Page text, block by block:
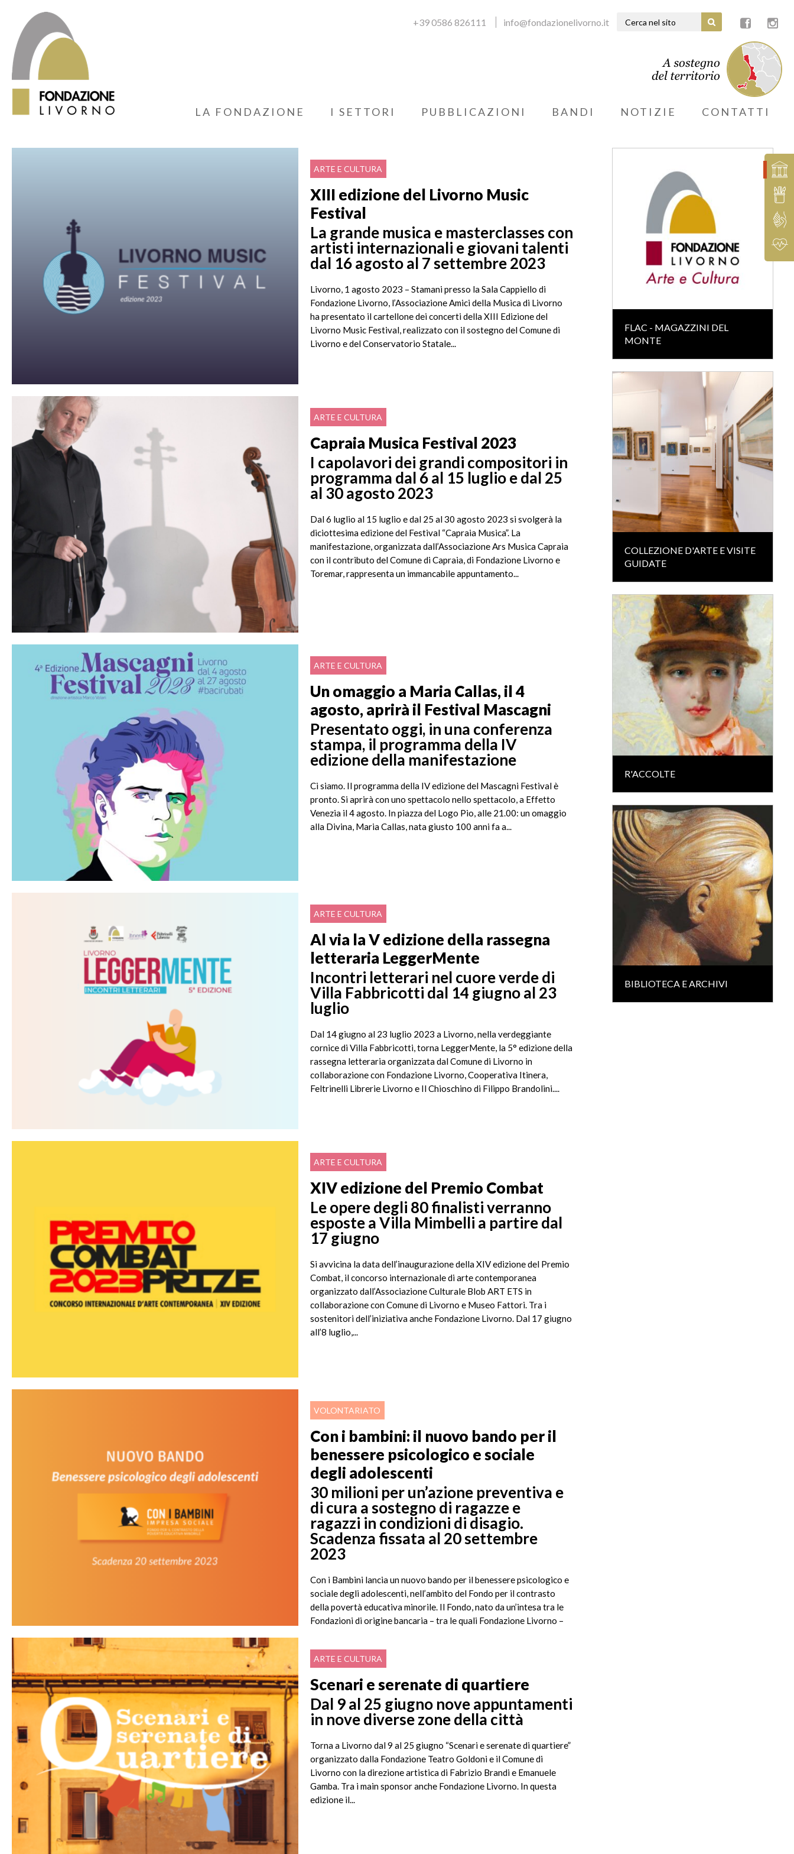
+39 0586 826111 info@fondazionelivorno.it
LA FONDAZIONE I SETTORI PUBBLICAZIONI BANDI NOTIZIE CONTATTI
ARTE E CULTURA
XIII edizione del Livorno Music
Festival
La grande musica e masterclasses con
artisti internazionali e giovani talenti
dal 16 agosto al 7 settembre 2023
Livorno, 1 agosto 2023 – Stamani presso la Sala Cappiello di
Fondazione Livorno, l’Associazione Amici della Musica di Livorno
ha presentato il cartellone dei concerti della XIII Edizione del
Livorno Music Festival, realizzato con il sostegno del Comune di
Livorno e del Conservatorio Statale...
ARTE E CULTURA
Capraia Musica Festival 2023
I capolavori dei grandi compositori in
programma dal 6 al 15 luglio e dal 25
al 30 agosto 2023
Dal 6 luglio al 15 luglio e dal 25 al 30 agosto 2023 si svolgerà la
diciottesima edizione del Festival “Capraia Musica”. La
manifestazione, organizzata dall’Associazione Ars Musica Capraia
con il contributo del Comune di Capraia, di Fondazione Livorno e
Toremar, rappresenta un immancabile appuntamento...
ARTE E CULTURA
Un omaggio a Maria Callas, il 4
agosto, aprirà il Festival Mascagni
Presentato oggi, in una conferenza
stampa, il programma della IV
edizione della manifestazione
Ci siamo. Il programma della IV edizione del Mascagni Festival è
pronto. Si aprirà con uno spettacolo nello spettacolo, a Effetto
Venezia il 4 agosto. In piazza del Logo Pio, alle 21.00: un omaggio
alla Divina, Maria Callas, nata giusto 100 anni fa a...
ARTE E CULTURA
Al via la V edizione della rassegna
letteraria LeggerMente
Incontri letterari nel cuore verde di
Villa Fabbricotti dal 14 giugno al 23
luglio
Dal 14 giugno al 23 luglio 2023 a Livorno, nella verdeggiante
cornice di Villa Fabbricotti, torna LeggerMente, la 5° edizione della
rassegna letteraria organizzata dal Comune di Livorno in
collaborazione con Fondazione Livorno, Cooperativa Itinera,
Feltrinelli Librerie Livorno e Il Chioschino di Filippo Brandolini....
ARTE E CULTURA
XIV edizione del Premio Combat
Le opere degli 80 finalisti verranno
esposte a Villa Mimbelli a partire dal
17 giugno
Si avvicina la data dell’inaugurazione della XIV edizione del Premio
Combat, il concorso internazionale di arte contemporanea
organizzato dall’Associazione Culturale Blob ART ETS in
collaborazione con Comune di Livorno e Museo Fattori. Tra i
sostenitori dell’iniziativa anche Fondazione Livorno. Dal 17 giugno
all’8 luglio,...
VOLONTARIATO
Con i bambini: il nuovo bando per il
benessere psicologico e sociale
degli adolescenti
30 milioni per un’azione preventiva e
di cura a sostegno di ragazze e
ragazzi in condizioni di disagio.
Scadenza fissata al 20 settembre
2023
Con i Bambini lancia un nuovo bando per il benessere psicologico e
sociale degli adolescenti, nell’ambito del Fondo per il contrasto
della povertà educativa minorile. Il Fondo, nato da un’intesa tra le
Fondazioni di origine bancaria – tra le quali Fondazione Livorno –
ARTE E CULTURA
Scenari e serenate di quartiere
Dal 9 al 25 giugno nove appuntamenti
in nove diverse zone della città
Torna a Livorno dal 9 al 25 giugno “Scenari e serenate di quartiere”
organizzato dalla Fondazione Teatro Goldoni e il Comune di
Livorno con la direzione artistica di Fabrizio Brandi e Emanuele
Gamba. Tra i main sponsor anche Fondazione Livorno. In questa
edizione il...
FLAC - MAGAZZINI DEL
MONTE
COLLEZIONE D'ARTE E VISITE
GUIDATE
R'ACCOLTE
BIBLIOTECA E ARCHIVI